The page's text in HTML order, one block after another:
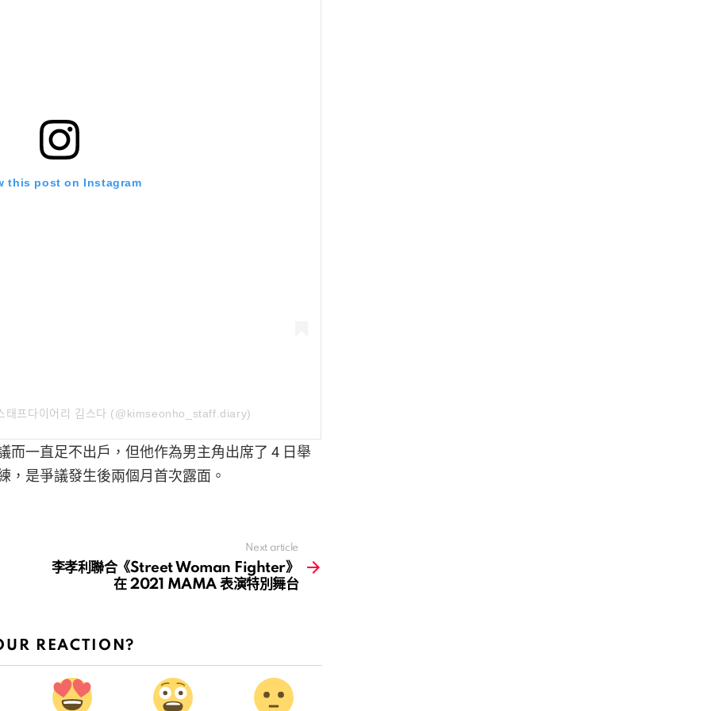
this post on Instagram
김스다 (@kimseonho_staff.diary)
而一直足不出戶，但他作為男主角出席了 4 日舉
，是爭議發生後兩個月首次露面。
Next article
李孝利聯合《Street Woman Fighter》
在 2021 MAMA 表演特別舞台
REACTION?